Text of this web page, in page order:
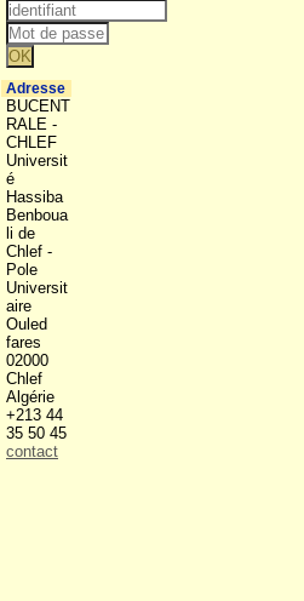
Adresse
BUCENT
RALE -
CHLEF
Universit
é
Hassiba
Benboua
li de
Chlef -
Pole
Universit
aire
Ouled
fares
02000
Chlef
Algérie
+213 44
35 50 45
contact